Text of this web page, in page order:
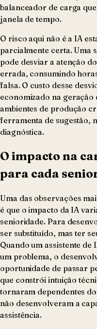
balanceador de carga
janela de tempo.
O risco aqui não é a IA
parcialmente certa. Uma
pode desviar a atenção
errada, consumindo
falsa. O custo desse
economizado na
ambientes de produção
ferramenta de sugestão,
diagnóstica.
O impacto na
para cada
Uma das observações
é que o impacto da IA
senioridade. Para
ser substituído, mas ter
Quando um assistente
um problema, o
oportunidade de passar
que constrói intuição
tornaram dependentes
não desenvolveram a
assistência.